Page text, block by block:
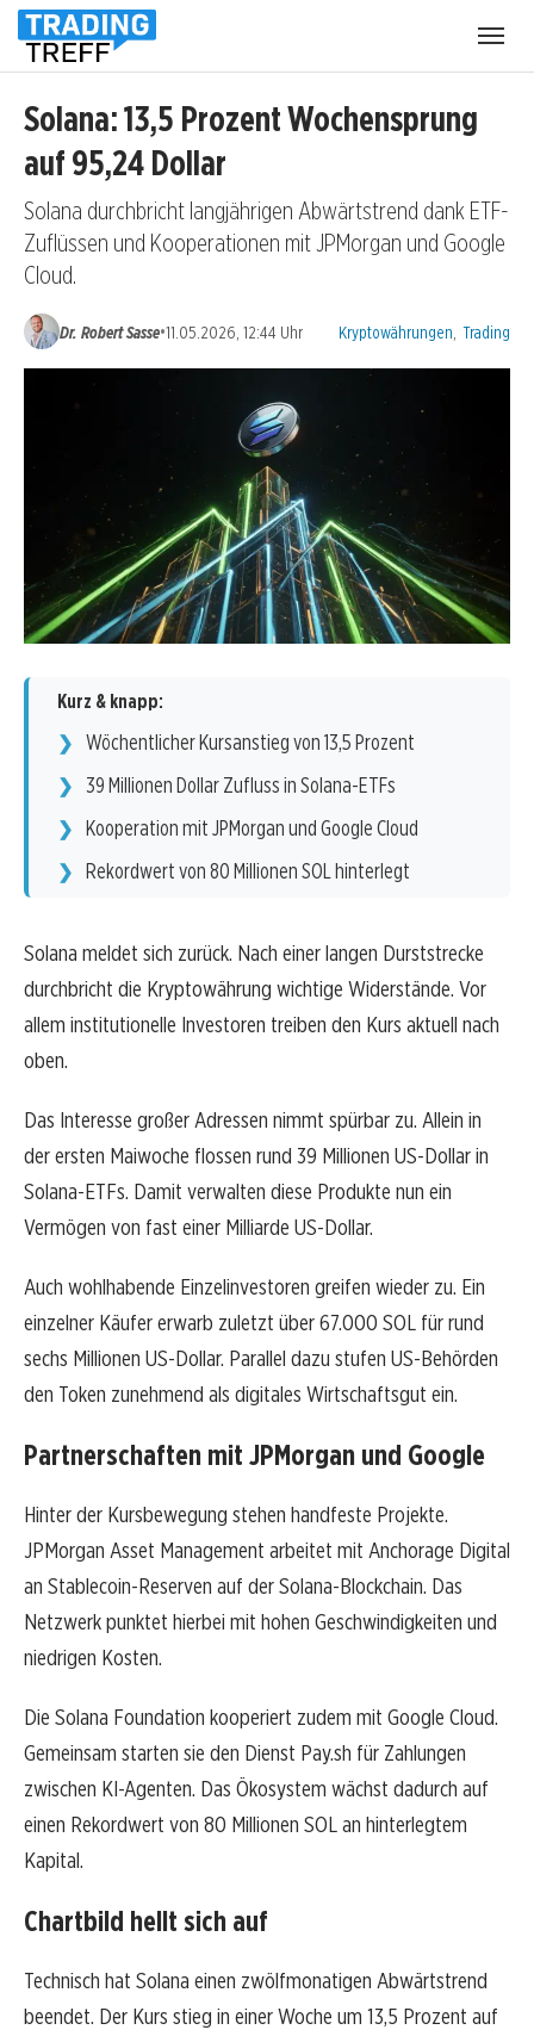
Solana: 13,5 Prozent Wochensprung
auf 95,24 Dollar
Solana durchbricht langjährigen Abwärtstrend dank ETF-
Zuflüssen und Kooperationen mit JPMorgan und Google
Cloud.
Dr. Robert Sasse•11.05.2026, 12:44 Uhr Kategorien:
Kryptowährungen Trading
Kurz & knapp:
Wöchentlicher Kursanstieg von 13,5 Prozent
39 Millionen Dollar Zufluss in Solana-ETFs
Kooperation mit JPMorgan und Google Cloud
Rekordwert von 80 Millionen SOL hinterlegt
Solana meldet sich zurück. Nach einer langen Durststrecke
durchbricht die Kryptowährung wichtige Widerstände. Vor
allem institutionelle Investoren treiben den Kurs aktuell nach
oben.
Das Interesse großer Adressen nimmt spürbar zu. Allein in
der ersten Maiwoche flossen rund 39 Millionen US-Dollar in
Solana-ETFs. Damit verwalten diese Produkte nun ein
Vermögen von fast einer Milliarde US-Dollar.
Auch wohlhabende Einzelinvestoren greifen wieder zu. Ein
einzelner Käufer erwarb zuletzt über 67.000 SOL für rund
sechs Millionen US-Dollar. Parallel dazu stufen US-Behörden
den Token zunehmend als digitales Wirtschaftsgut ein.
Partnerschaften mit JPMorgan und Google
Hinter der Kursbewegung stehen handfeste Projekte.
JPMorgan Asset Management arbeitet mit Anchorage Digital
an Stablecoin-Reserven auf der Solana-Blockchain. Das
Netzwerk punktet hierbei mit hohen Geschwindigkeiten und
niedrigen Kosten.
Die Solana Foundation kooperiert zudem mit Google Cloud.
Gemeinsam starten sie den Dienst Pay.sh für Zahlungen
zwischen KI-Agenten. Das Ökosystem wächst dadurch auf
einen Rekordwert von 80 Millionen SOL an hinterlegtem
Kapital.
Chartbild hellt sich auf
Technisch hat Solana einen zwölfmonatigen Abwärtstrend
beendet. Der Kurs stieg in einer Woche um 13,5 Prozent auf